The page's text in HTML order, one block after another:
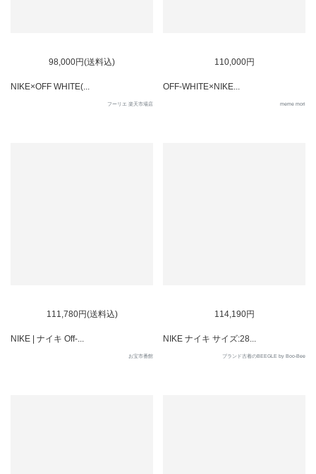
98,000円(送料込)
NIKE×OFF WHITE(...
フーリエ 楽天市場店
110,000円
OFF-WHITE×NIKE...
meme mori
111,780円(送料込)
NIKE | ナイキ Off-...
お宝市番館
114,190円
NIKE ナイキ サイズ:28...
ブランド古着のBEEGLE by Boo-Bee